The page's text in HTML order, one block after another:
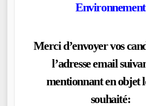
Environnement
Merci d’envoyer vos
l’adresse email
mentionnant en objet
souhaité: